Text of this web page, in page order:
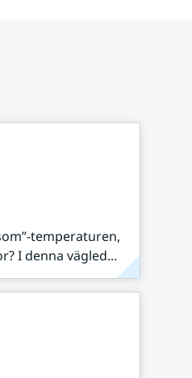
temperaturen,
I denna vägled...